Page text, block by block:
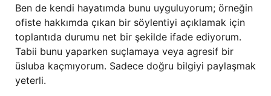
Ben de kendi hayatımda bunu uyguluyorum; örneğin
ofiste hakkımda çıkan bir söylentiyi açıklamak için
toplantıda durumu net bir şekilde ifade ediyorum.
Tabii bunu yaparken suçlamaya veya agresif bir
üsluba kaçmıyorum. Sadece doğru bilgiyi paylaşmak
yeterli.